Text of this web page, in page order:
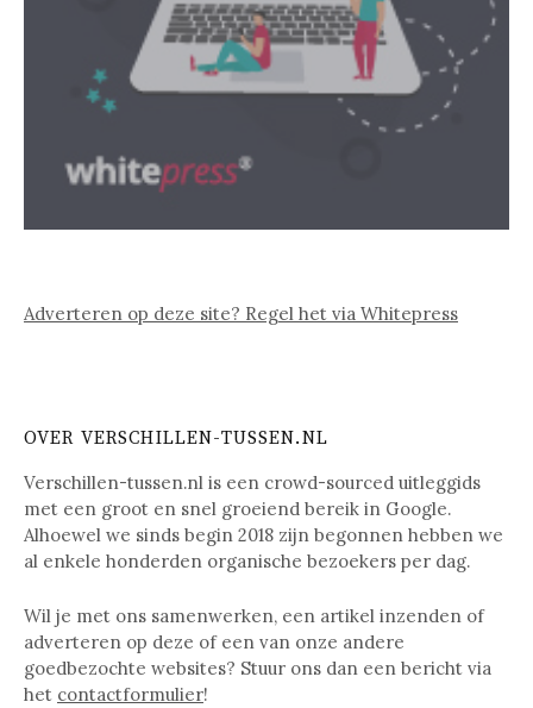
Adverteren op deze site? Regel het via Whitepress
OVER VERSCHILLEN-TUSSEN.NL
Verschillen-tussen.nl is een crowd-sourced uitleggids
met een groot en snel groeiend bereik in Google.
Alhoewel we sinds begin 2018 zijn begonnen hebben we
al enkele honderden organische bezoekers per dag.
Wil je met ons samenwerken, een artikel inzenden of
adverteren op deze of een van onze andere
goedbezochte websites? Stuur ons dan een bericht via
het contactformulier!